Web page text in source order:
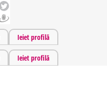
Ieiet profilā
Ieiet profilā